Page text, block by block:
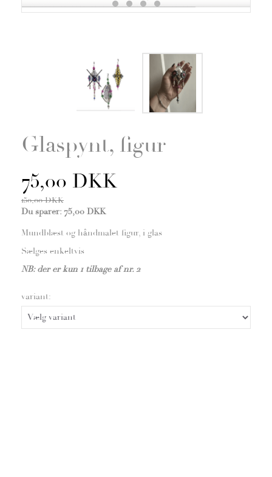
Glaspynt, figur
75,00 DKK
150,00 DKK
Du sparer: 75,00 DKK
Mundblæst og håndmalet figur, i glas
Sælges enkeltvis
NB: der er kun 1 tilbage af nr. 2
variant: